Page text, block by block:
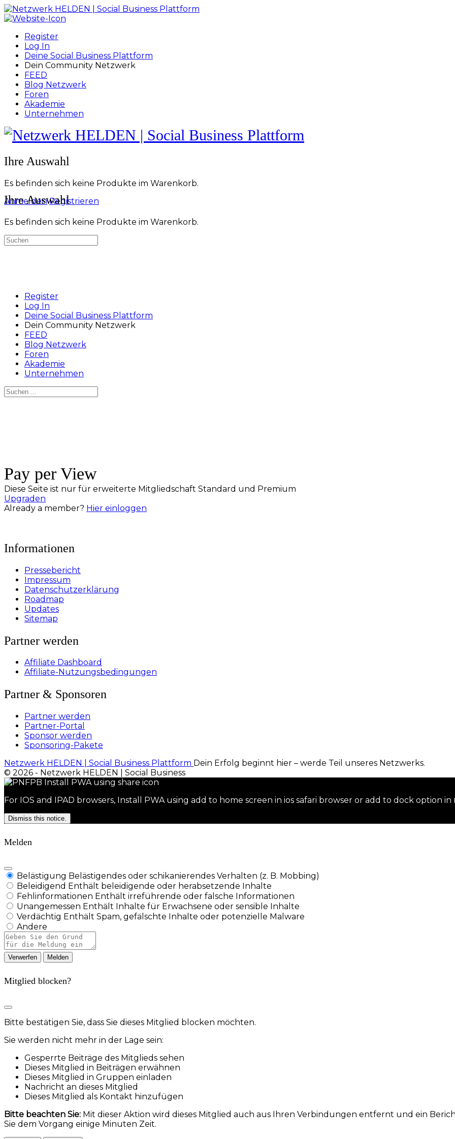
Toggle
Side
Register
Log In
Deine Social Business Plattform
Dein Community Netzwerk
FEED
Blog Netzwerk
Foren
Akademie
Unternehmen
Toggle
Side
More
options
Ihre Auswahl
Es befinden sich keine Produkte im Warenkorb.
Anmelden Registrieren
Ihre Auswahl
Es befinden sich keine Produkte im Warenkorb.
Suchen
nach:
Register
Log In
Deine Social Business Plattform
Dein Community Netzwerk
FEED
Blog Netzwerk
Foren
Akademie
Unternehmen
Suchen
nach:
Pay per View
Diese Seite ist nur für erweiterte Mitgliedschaft Standard und Premium
Upgraden
Already a member? Hier einloggen
Informationen
Pressebericht
Impressum
Datenschutzerklärung
Roadmap
Updates
Sitemap
Partner werden
Affiliate Dashboard
Affiliate-Nutzungsbedingungen
Partner & Sponsoren
Partner werden
Partner-Portal
Sponsor werden
Sponsoring-Pakete
Netzwerk HELDEN | Social Business Plattform Dein Erfolg beginnt hier – werde Teil unseres Netzwerks.
© 2026 - Netzwerk HELDEN | Social Business
For IOS and IPAD browsers, Install PWA using add to home screen in ios safari browser or add to dock option in
Dismiss this notice.
Melden
Belästigung Belästigendes oder schikanierendes Verhalten (z. B. Mobbing)
Beleidigend Enthält beleidigende oder herabsetzende Inhalte
Fehlinformationen Enthält irreführende oder falsche Informationen
Unangemessen Enthält Inhalte für Erwachsene oder sensible Inhalte
Verdächtig Enthält Spam, gefälschte Inhalte oder potenzielle Malware
Andere
Berichtsnotiz
Melden
Mitglied blocken?
Bitte bestätigen Sie, dass Sie dieses Mitglied blocken möchten.
Sie werden nicht mehr in der Lage sein:
Gesperrte Beiträge des Mitglieds sehen
Dieses Mitglied in Beiträgen erwähnen
Dieses Mitglied in Gruppen einladen
Nachricht an dieses Mitglied
Dieses Mitglied als Kontakt hinzufügen
Bitte beachten Sie: Mit dieser Aktion wird dieses Mitglied auch aus Ihren Verbindungen entfernt und ein
Sie dem Vorgang einige Minuten Zeit.